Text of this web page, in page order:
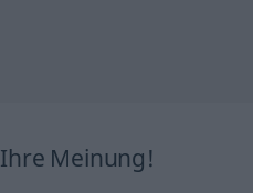
Meinung!